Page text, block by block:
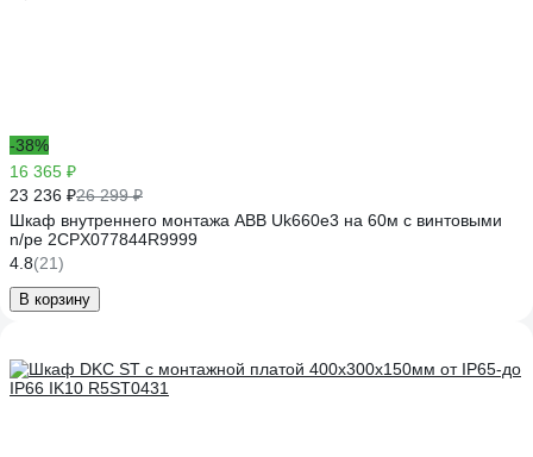
-38%
16 365 ₽
23 236 ₽26 299 ₽
Шкаф внутреннего монтажа ABB Uk660e3 на 60м с винтовыми
n/pe 2CPX077844R9999
4.8(21)
В корзину